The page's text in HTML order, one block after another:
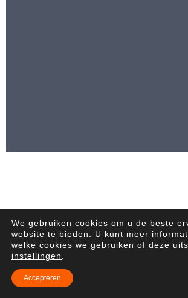
We gebruiken cookies om u de beste
website te bieden. U kunt meer
welke cookies we gebruiken of deze
instellingen
Accepteren